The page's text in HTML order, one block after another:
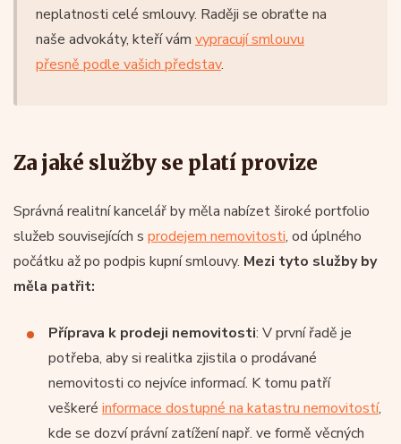
neplatnosti celé smlouvy. Raději se obraťte na
naše advokáty, kteří vám vypracují smlouvu
přesně podle vašich představ.
Za jaké služby se platí provize
Správná realitní kancelář by měla nabízet široké portfolio
služeb souvisejících s prodejem nemovitosti, od úplného
počátku až po podpis kupní smlouvy. Mezi tyto služby by
měla patřit:
Příprava k prodeji nemovitosti: V první řadě je
potřeba, aby si realitka zjistila o prodávané
nemovitosti co nejvíce informací. K tomu patří
veškeré informace dostupné na katastru nemovitostí,
kde se dozví právní zatížení např. ve formě věcných